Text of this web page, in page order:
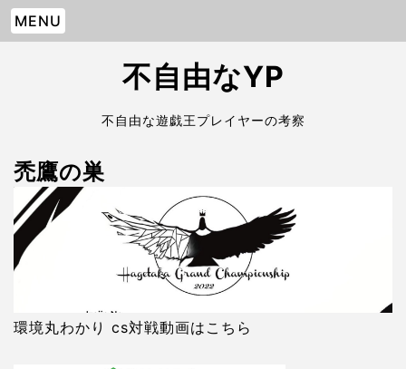
MENU
不自由なYP
不自由な遊戯王プレイヤーの考察
禿鷹の巣
環境丸わかり cs対戦動画はこちら